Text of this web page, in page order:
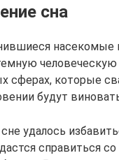
сна
насекомые
сферах, которые
будут
удалось
справиться